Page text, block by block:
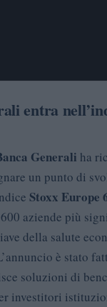
entra
Generali ha
un punto di
Stoxx Europe
aziende più
della salute
è stato
soluzioni di
investitori